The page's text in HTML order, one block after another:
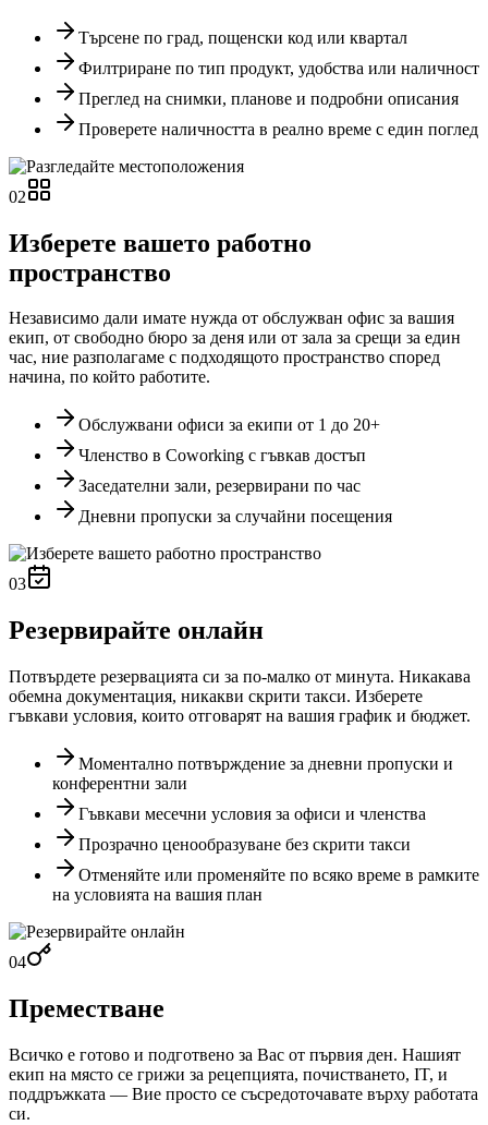
Търсене по град, пощенски код или квартал
Филтриране по тип продукт, удобства или наличност
Преглед на снимки, планове и подробни описания
Проверете наличността в реално време с един поглед
02
Изберете вашето работно
пространство
Независимо дали имате нужда от обслужван офис за вашия
екип, от свободно бюро за деня или от зала за срещи за един
час, ние разполагаме с подходящото пространство според
начина, по който работите.
Обслужвани офиси за екипи от 1 до 20+
Членство в Coworking с гъвкав достъп
Заседателни зали, резервирани по час
Дневни пропуски за случайни посещения
03
Резервирайте онлайн
Потвърдете резервацията си за по-малко от минута. Никакава
обемна документация, никакви скрити такси. Изберете
гъвкави условия, които отговарят на вашия график и бюджет.
Моментално потвърждение за дневни пропуски и
конферентни зали
Гъвкави месечни условия за офиси и членства
Прозрачно ценообразуване без скрити такси
Отменяйте или променяйте по всяко време в рамките
на условията на вашия план
04
Преместване
Всичко е готово и подготвено за Вас от първия ден. Нашият
екип на място се грижи за рецепцията, почистването, IT, и
поддръжката — Вие просто се съсредоточавате върху работата
си.